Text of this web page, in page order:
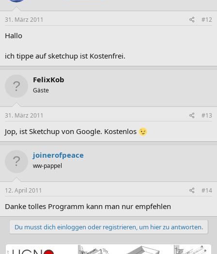
31. März 2011 #12
Hallo
ich tippe auf sketchup ist Kostenfrei.
FelixKob
Gäste
31. März 2011 #13
Jop, ist Sketchup von Google. Kostenlos
joinerofpeace
ww-pappel
12. April 2011 #14
Danke tolles Programm kann man nur empfehlen
Du musst dich einloggen oder registrieren, um hier zu antworten.